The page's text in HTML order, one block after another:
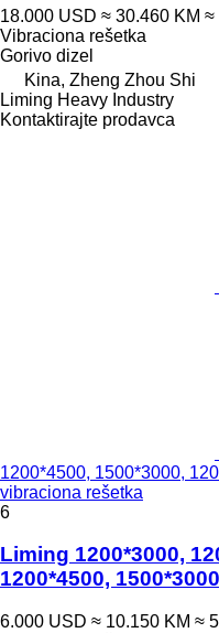
18.000 USD ≈ 30.460 KM ≈
Vibraciona rešetka
Gorivo dizel
Kina, Zheng Zhou Shi
Liming Heavy Industry
Kontaktirajte prodavca
1200*4500, 1500*3000,
vibraciona rešetka
6
Liming 1200*3000,
1200*4500,
6.000 USD ≈ 10.150 KM ≈